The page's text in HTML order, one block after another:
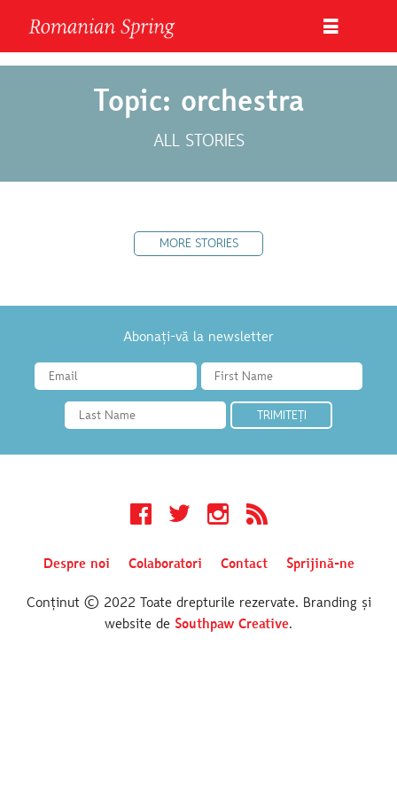
Topic: orchestra
ALL STORIES
MORE STORIES
Abonați-vă la newsletter
Facebook Twitter Instagram RSS
Despre noi Colaboratori Contact Sprijină-ne
Conținut © 2022 Toate drepturile rezervate. Branding și
website de Southpaw Creative.